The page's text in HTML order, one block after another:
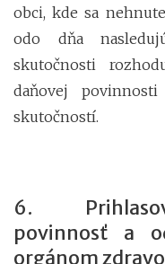
obci, kde sa
odo dňa
skutočnosti
daňovej
skutočností.
6.
povinnosť a
orgánom